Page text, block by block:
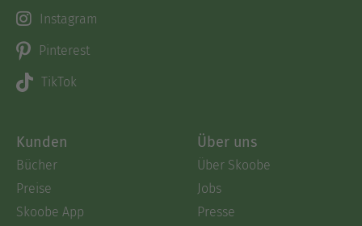
Instagram
Pinterest
TikTok
Kunden
Bücher
Preise
Skoobe App
Über uns
Über Skoobe
Jobs
Presse